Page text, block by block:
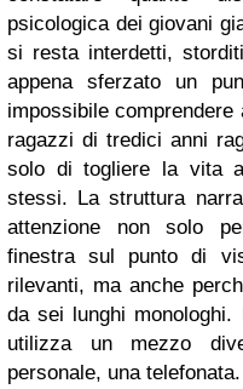
psicologica dei giovani
si resta interdetti,
appena sferzato un
impossibile
ragazzi di tredici anni
solo di togliere la vita
stessi. La struttura
attenzione non solo
finestra sul punto di
rilevanti, ma anche
da sei lunghi
utilizza un mezzo
personale, una telefonata.